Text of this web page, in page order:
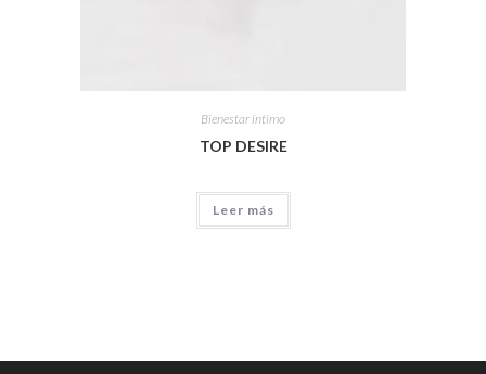
Bienestar íntimo
TOP DESIRE
Leer más